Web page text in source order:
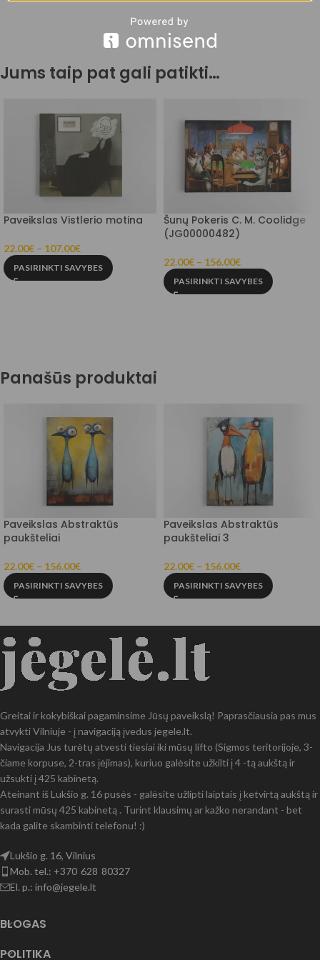
Jums taip pat gali patikti…
Paveikslas Vistlerio motina
22.00€ – 107.00€
PASIRINKTI SAVYBES
Šunų Pokeris C. M. Coolidge
(JG00000482)
22.00€ – 156.00€
PASIRINKTI SAVYBES
Panašūs produktai
Paveikslas Abstraktūs
paukšteliai
22.00€ – 156.00€
PASIRINKTI SAVYBES
Paveikslas Abstraktūs
paukšteliai 3
22.00€ – 156.00€
PASIRINKTI SAVYBES
Greitai ir kokybiškai pagaminsime Jūsų paveikslą! Paprasčiausia pas mus
atvykti Vilniuje - į navigaciją įvedus jegele.lt.
Navigacija Jus turėtų atvesti tiesiai iki mūsų lifto (Sigmos teritorijoje, 3-
čiame korpuse, 2-tras įėjimas), kuriuo galėsite užkilti į 4 -tą aukštą ir
užsukti į 425 kabinetą.
Ateinant iš Lukšio g. 16 pusės - galėsite užlipti laiptais į ketvirtą aukštą ir
surasti mūsų 425 kabinetą . Turint klausimų ar kažko nerandant - bet
kada galite skambinti telefonu! :)
Lukšio g. 16, Vilnius
Mob. tel.: +370 628 80327
El. p.: info@jegele.lt
BLOGAS
POLITIKA